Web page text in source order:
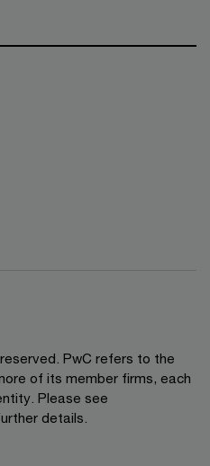
PwC refers to the
of its member firms, each
Please see
details.